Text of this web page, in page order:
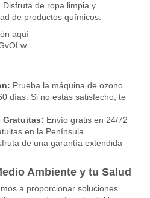
Disfruta de ropa limpia y
de productos químicos.
aquí
Prueba la máquina de ozono
días. Si no estás satisfecho, te
Gratuitas: Envío gratis en 24/72
en la Península.
de una garantía extendida
Ambiente y tu Salud
a proporcionar soluciones